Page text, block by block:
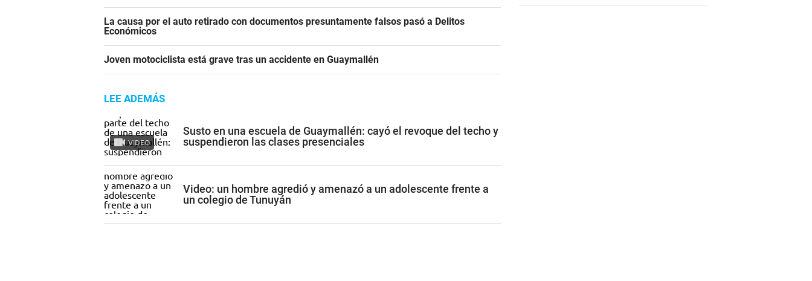
La causa por el auto retirado con documentos presuntamente falsos pasó a Delitos
Económicos
Joven motociclista está grave tras un accidente en Guaymallén
LEE ADEMÁS
VIDEO
Susto en una escuela de Guaymallén: cayó el revoque del techo y
suspendieron las clases presenciales
Video: un hombre agredió y amenazó a un adolescente frente a
un colegio de Tunuyán